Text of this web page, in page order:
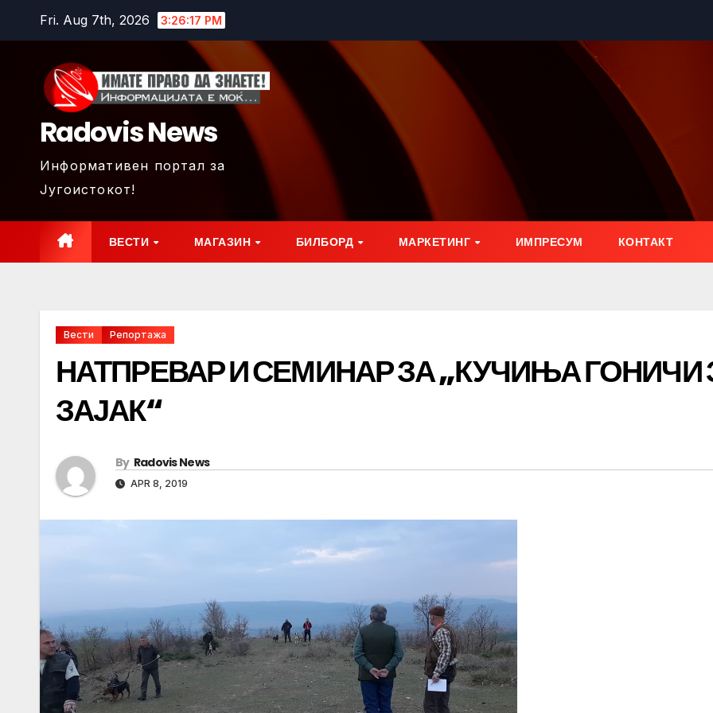
Fri. Aug 7th, 2026 3:26:19 PM
Radovis News
Информативен портал за
Југоистокот!
ВЕСТИ МАГАЗИН БИЛБОРД МАРКЕТИНГ ИМПРЕСУМ КОНТАКТ
Вести Репортажа
НАТПРЕВАР И СЕМИНАР ЗА „КУЧИЊА ГОНИЧИ
ЗАЈАК“
By Radovis News
APR 8, 2019